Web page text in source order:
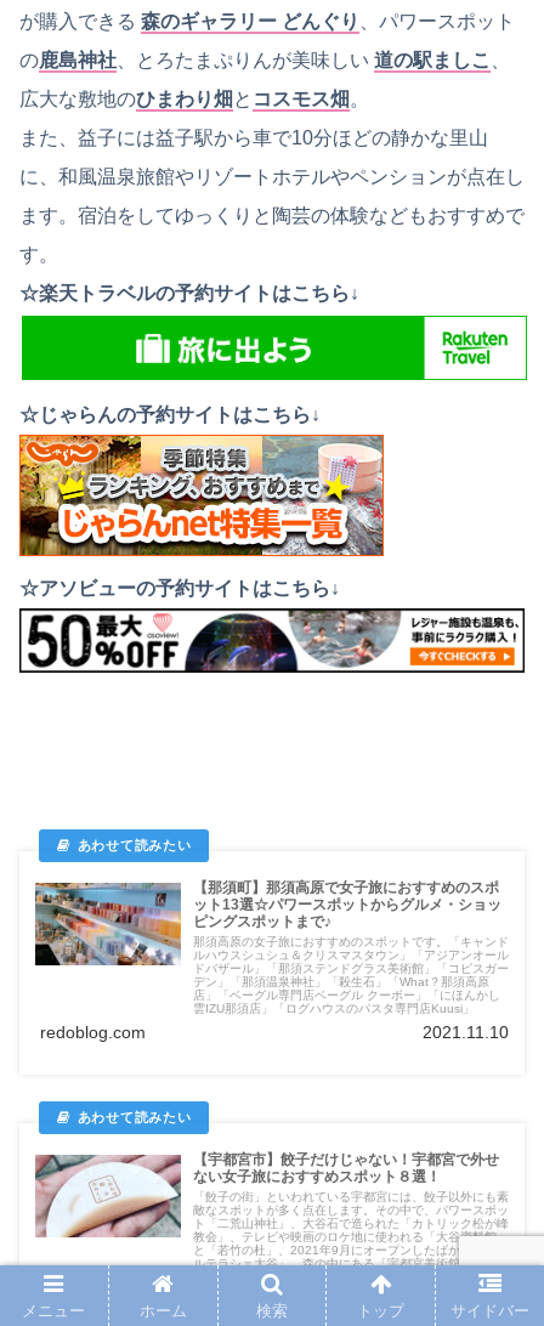
が購入できる 森のギャラリー どんぐり
、パワースポット
の鹿島神社 、とろたまぷりんが美味しい 道の駅ましこ
広大な敷地のひまわり畑 と コスモス畑 。
また、益子には益子駅から車で10分ほどの静かな里山
に、和風温泉旅館やリゾートホテルやペンションが点在し
ます。宿泊をしてゆっくりと陶芸の体験などもおすすめで
す。
☆楽天トラベルの予約サイトはこちら↓
☆じゃらんの予約サイトはこちら↓
☆アソビューの予約サイトはこちら↓
【那須町】那須高原で女子旅におすすめのスポ
ット13選☆パワースポットからグルメ・ショッ
ピングスポットまで♪
那須高原の女子旅におすすめのスポットです。「キャンド
ルハウスシュシュ＆クリスマスタウン」「アジアンオール
ドバザール」「那須ステンドグラス美術館」「コピスガー
デン」「那須温泉神社」「殺生石」「What？那須高原
店」「ベーグル専門店ベーグル クーボー」「にほんかし
雲IZU那須店」「ログハウスのパスタ専門店Kuusi」
redoblog.com 2021.11.10
【宇都宮市】餃子だけじゃない！宇都宮で外せ
ない女子旅におすすめスポット８選！
「餃子の街」といわれている宇都宮には、餃子以外にも素
敵なスポットが多く点在します。その中で、パワースポッ
ト「二荒山神社」、大谷石で造られた「カトリック松が峰
教会」、テレビや映画のロケ地に使われる「大谷資料館」
と「若竹の杜」、2021年9月にオープンしたばかりの「ベ
ルテラシェ大谷」、森の中にある「宇都宮美術館」、桜の
綺麗な「宇都宮城址公園」、2023年8月開通の「LRT（ラ
イトライン）」をご紹介します。休日のお出掛けや観光ス
ポットの参考になれたら嬉しいです。
redoblog.com 2021.10.04
メニュー ホーム 検索 トップ サイドバー